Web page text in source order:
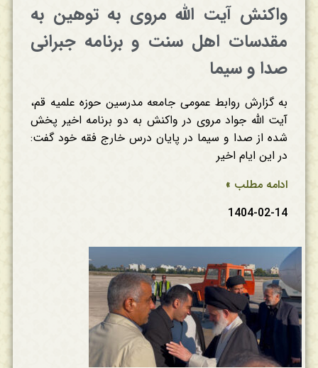
واکنش آیت الله مروی به توهین به
مقدسات اهل سنت و برنامه جبرانی
صدا و سیما
به گزارش روابط عمومی جامعه مدرسین حوزه علمیه قم،
آیت الله جواد مروی در واکنش به دو برنامه اخیر پخش
شده از صدا و سیما در پایان درس خارج فقه خود گفت:
در این ایام اخیر
ادامه مطلب »
1404-02-14